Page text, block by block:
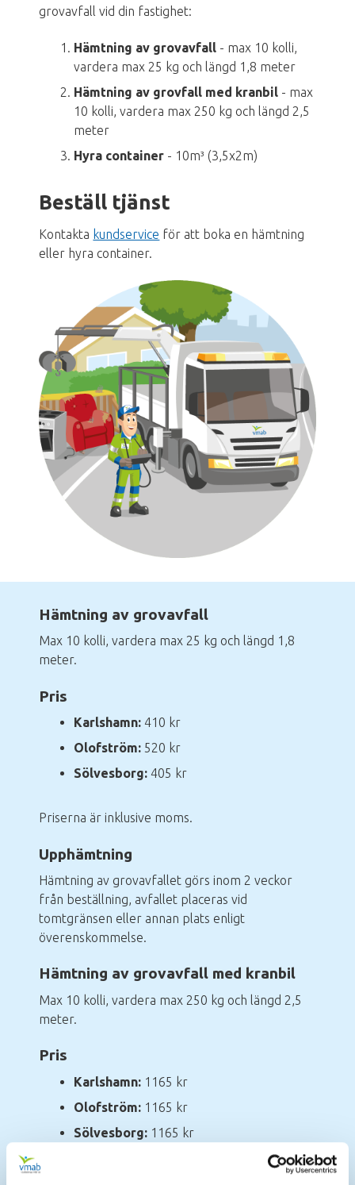
grovavfall vid din fastighet:
Hämtning av grovavfall - max 10 kolli,
vardera max 25 kg och längd 1,8 meter
Hämtning av grovfall med kranbil - max
10 kolli, vardera max 250 kg och längd 2,5
meter
Hyra container - 10m³ (3,5x2m)
Beställ tjänst
Kontakta kundservice för att boka en hämtning
eller hyra container.
Hämtning av grovavfall
Max 10 kolli, vardera max 25 kg och längd 1,8
meter.
Pris
Karlshamn: 410 kr
Olofström: 520 kr
Sölvesborg: 405 kr
Priserna är inklusive moms.
Upphämtning
Hämtning av grovavfallet görs inom 2 veckor
från beställning, avfallet placeras vid
tomtgränsen eller annan plats enligt
överenskommelse.
Hämtning av grovavfall med kranbil
Max 10 kolli, vardera max 250 kg och längd 2,5
meter.
Pris
Karlshamn: 1165 kr
Olofström: 1165 kr
Sölvesborg: 1165 kr
Priserna är inklusive moms.